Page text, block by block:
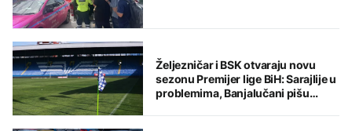
Željezničar i BSK otvaraju novu
sezonu Premijer lige BiH: Sarajlije u
problemima, Banjalučani pišu